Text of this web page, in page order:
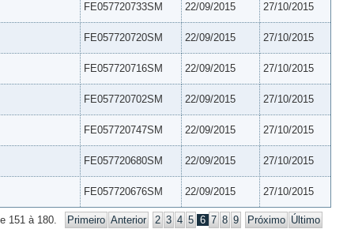
FE057720733SM 22/09/2015 27/10/2015
FE057720720SM 22/09/2015 27/10/2015
FE057720716SM 22/09/2015 27/10/2015
FE057720702SM 22/09/2015 27/10/2015
FE057720747SM 22/09/2015 27/10/2015
FE057720680SM 22/09/2015 27/10/2015
FE057720676SM 22/09/2015 27/10/2015
151 à 180. Primeiro Anterior 2 3 4 5 6 7 8 9 Próximo Último